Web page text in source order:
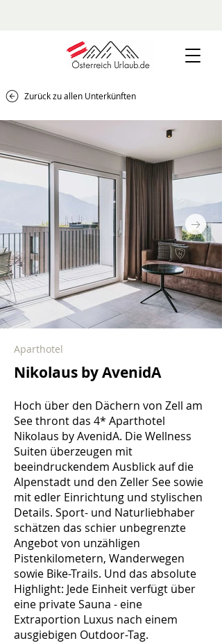
Zurück zu allen Unterkünften
Aparthotel
Nikolaus by AvenidA
Hoch über den Dächern von Zell am
See thront das 4* Aparthotel
Nikolaus by AvenidA. Die Wellness
Suiten überzeugen mit
beeindruckendem Ausblick auf die
Alpenstadt und den Zeller See sowie
mit edler Einrichtung und stylischen
Details. Sport- und Naturliebhaber
schätzen das schier unbegrenzte
Angebot von unzähligen
Pistenkilometern, Wanderwegen
sowie Bike-Trails. Und das absolute
Highlight: Jede Einheit verfügt über
eine private Sauna - eine
Extraportion Luxus nach einem
ausgiebigen Outdoor-Tag.